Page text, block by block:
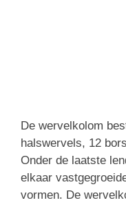
De wervelkolom
halswervels, 12
Onder de laatste
elkaar
vormen. De